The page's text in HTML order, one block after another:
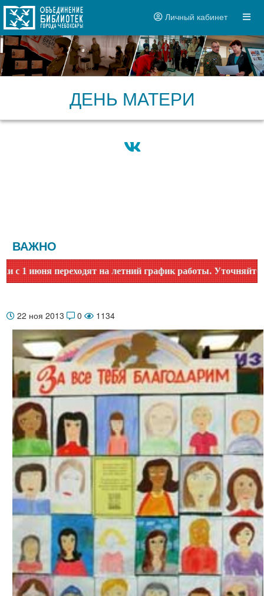
Личный кабинет
ДЕНЬ МАТЕРИ
ВАЖНО
переходят на летний график работы. Уточняйте время
22 ноя 2013 0 1134